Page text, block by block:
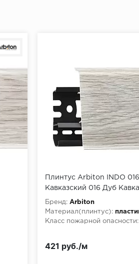
Плинтус Arbiton INDO
Кавказский 016 Дуб
Бренд: Arbiton
Материал(плинтус):
Класс пожарной опасности:
421 руб./м